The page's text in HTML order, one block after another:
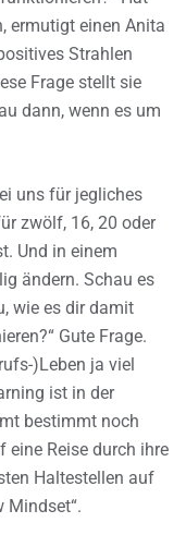
ermutigt einen Anita
Strahlen
Frage stellt sie
dann, wenn es um
uns für jegliches
zwölf, 16, 20 oder
Und in einem
ändern. Schau es
wie es dir damit
Gute Frage.
)Leben ja viel
ist in der
bestimmt noch
Reise durch ihre
Haltestellen auf
Mindset“.